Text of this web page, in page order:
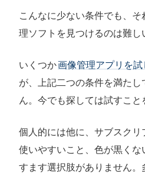
こんなに少ない条件でも、
理ソフトを見つけるのは難し
いくつか画像管理アプリを試
が、上記二つの条件を満た
ん。今でも探しては試すこと
個人的には他に、サブスクリ
使いやすいこと、色が黒くな
すます選択肢がありません。